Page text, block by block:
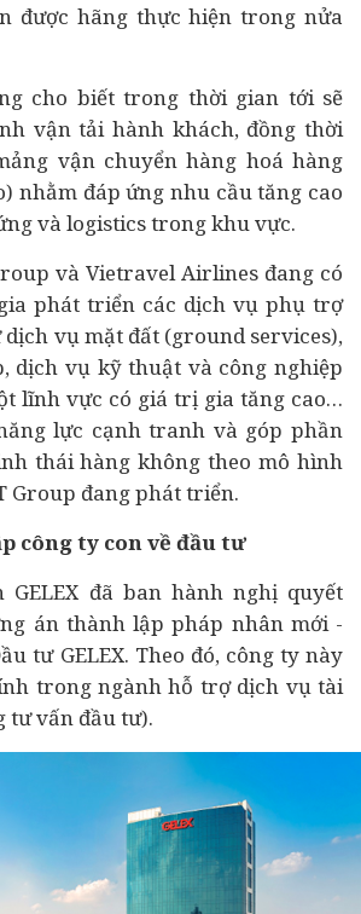
được hãng thực hiện trong nửa
cho biết trong thời gian tới sẽ
vận tải hành khách, đồng thời
vận chuyển hàng hoá hàng
nhằm đáp ứng nhu cầu tăng cao
và logistics trong khu vực.
và Vietravel Airlines đang có
phát triển các dịch vụ phụ trợ
vụ mặt đất (ground services),
dịch vụ kỹ thuật và công nghiệp
lĩnh vực có giá trị gia tăng cao…
lực cạnh tranh và góp phần
thái hàng không theo mô hình
Group đang phát triển.
công ty con về đầu tư
GELEX đã ban hành nghị quyết
án thành lập pháp nhân mới -
tư GELEX. Theo đó, công ty này
trong ngành hỗ trợ dịch vụ tài
tư vấn đầu tư).